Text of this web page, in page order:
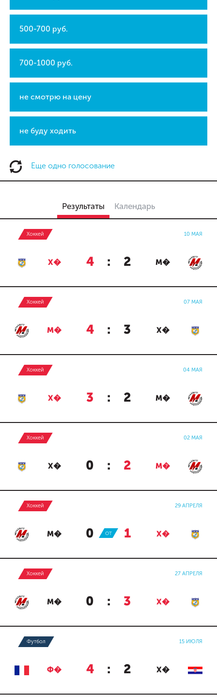
500-700 руб.
700-1000 руб.
не смотрю на цену
не буду ходить
Еще одно голосование
Результаты Календарь
Хоккей 10 МАЯ
Х� 4 : 2 М�
Хоккей 07 МАЯ
М� 4 : 3 Х�
Хоккей 04 МАЯ
Х� 3 : 2 М�
Хоккей 02 МАЯ
Х� 0 : 2 М�
Хоккей 29 АПРЕЛЯ
М� 0 : 1 Х�
ОТ
Хоккей 27 АПРЕЛЯ
М� 0 : 3 Х�
Футбол 15 ИЮЛЯ
Ф� 4 : 2 Х�